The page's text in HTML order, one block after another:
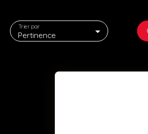
Pertinence
Trier par